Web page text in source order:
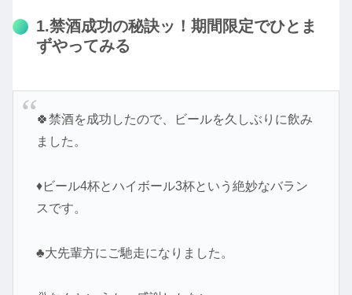
1.禁酒成功の秘訣ッ！期間限定でひとま
ずやってみる
🍀禁酒を成功したので、ビールを久しぶりに飲み
ました。
♦ビール4杯とハイボール3杯という絶妙なバラン
スです。
♣大先輩方にご馳走になりました。